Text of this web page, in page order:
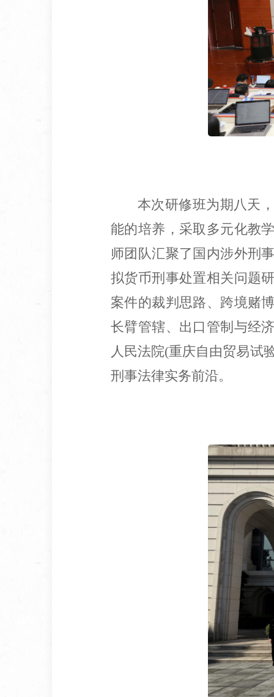
本次研修班为期八天
能的培养，采取多元化教
师团队汇聚了国内涉外刑
拟货币刑事处置相关问题
案件的裁判思路、跨境赌
长臂管辖、出口管制与经
人民法院(重庆自由贸易试
刑事法律实务前沿。